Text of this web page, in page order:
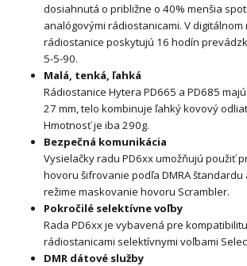
dosiahnutá o približne o 40% menšia
analógovými rádiostanicami. V digitálnom
rádiostanice poskytujú 16 hodín
5-5-90.
Malá, tenká, ľahká
Rádiostanice Hytera PD665 a PD685
27 mm, telo kombinuje ľahký kovový
Hmotnosť je iba 290g.
Bezpečná komunikácia
Vysielačky radu PD6xx umožňujú použiť
hovoru šifrovanie podľa DMRA štandardu
režime maskovanie hovoru Scrambler.
Pokročilé selektívne voľby
Rada PD6xx je vybavená pre
rádiostanicami selektívnymi voľbami
DMR dátové služby